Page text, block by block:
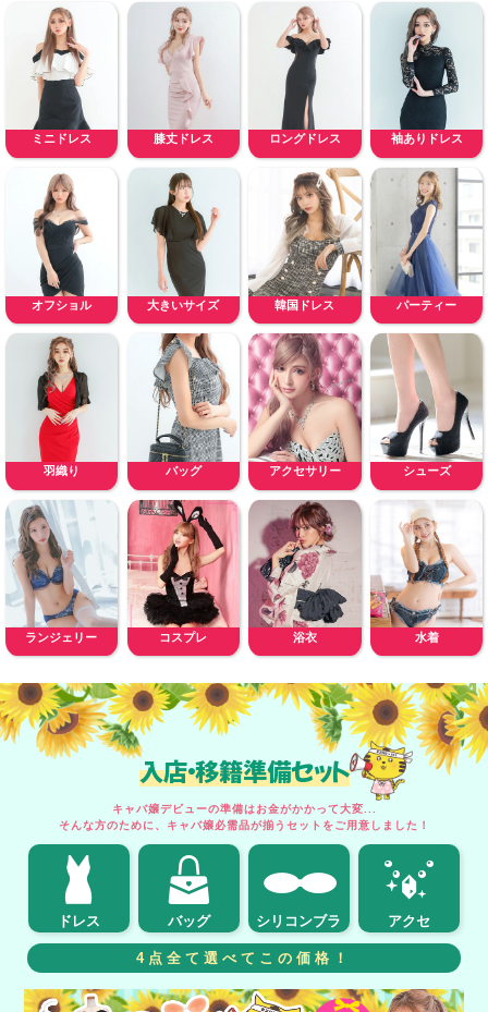
ミニドレス 膝丈ドレス ロングドレス 袖ありドレス
オフショル 大きいサイズ 韓国ドレス パーティー
羽織り バッグ アクセサリー シューズ
ランジェリー コスプレ 浴衣 水着
入店・移籍準備セット
キャバ嬢デビューの準備はお金がかかって大変...
そんな方のために、キャバ嬢必需品が揃うセットをご用意しました！
ドレス バッグ シリコンブラ アクセ
4点全て選べてこの価格！